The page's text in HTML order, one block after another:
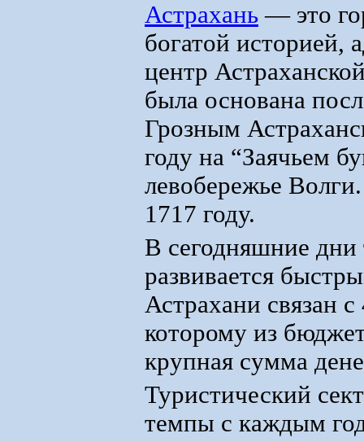
Астрахань — это
богатой историей,
центр
была основана
Грозным
году на “Заячьем
левобережье
1717 году.
В сегодняшние дни
развивается
Астрахани связан
которому из
крупная сумма
Туристический
темпы с каждым